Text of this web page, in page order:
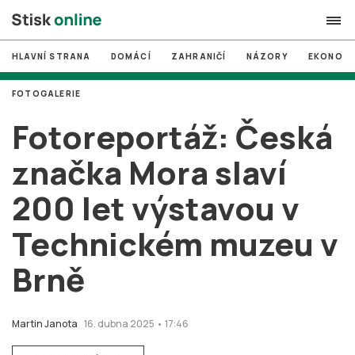
search
# MUNI
# Brno
# volby
login PŘIHLÁSIT SE
Zapomněli jste heslo?
HLAVNÍ STRANA DOMÁCÍ ZAHRANIČÍ NÁZORY
Fotoreportáž: Česká
značka Mora slaví
200 let výstavou v
Technickém muzeu v
Brně
Martin Janota 16. dubna 2025 • 17:46
FOTOGALERIE